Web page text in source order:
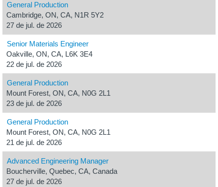
General Production
Cambridge, ON, CA, N1R 5Y2
27 de jul. de 2026
Senior Materials Engineer
Oakville, ON, CA, L6K 3E4
22 de jul. de 2026
General Production
Mount Forest, ON, CA, N0G 2L1
23 de jul. de 2026
General Production
Mount Forest, ON, CA, N0G 2L1
21 de jul. de 2026
Advanced Engineering Manager
Boucherville, Quebec, CA, Canada
27 de jul. de 2026